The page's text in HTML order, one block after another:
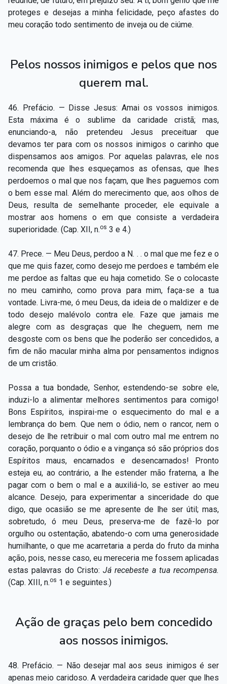
proteges e desejas a minha felicidade, peço afastes do
meu coração todo sentimento de inveja ou de ciúme.
Pelos nossos inimigos e pelos que nos
querem mal.
46. Prefácio. — Disse Jesus: Amai os vossos inimigos.
Esta máxima é o sublime da caridade cristã; mas,
enunciando-a, não pretendeu Jesus preceituar que
devamos ter para com os nossos inimigos o carinho que
dispensamos aos amigos. Por aquelas palavras, ele nos
recomenda que lhes esqueçamos as ofensas, que lhes
perdoemos o mal que nos façam, que lhes paguemos com
o bem esse mal. Além do merecimento que, aos olhos de
Deus, resulta de semelhante proceder, ele equivale a
mostrar aos homens o em que consiste a verdadeira
superioridade. (Cap. XII, n.os 3 e 4.)
47. Prece. — Meu Deus, perdoo a N. . . o mal que me fez e o
que me quis fazer, como desejo me perdoes e também ele
me perdoe as faltas que eu haja cometido. Se o colocaste
no meu caminho, como prova para mim, faça-se a tua
vontade. Livra-me, ó meu Deus, da ideia de o maldizer e de
todo desejo malévolo contra ele. Faze que jamais me
alegre com as desgraças que lhe cheguem, nem me
desgoste com os bens que lhe poderão ser concedidos, a
fim de não macular minha alma por pensamentos indignos
de um cristão.
Possa a tua bondade, Senhor, estendendo-se sobre ele,
induzi-lo a alimentar melhores sentimentos para comigo!
Bons Espíritos, inspirai-me o esquecimento do mal e a
lembrança do bem. Que nem o ódio, nem o rancor, nem o
desejo de lhe retribuir o mal com outro mal me entrem no
coração, porquanto o ódio e a vingança só são próprios dos
Espíritos maus, encarnados e desencarnados! Pronto
esteja eu, ao contrário, a lhe estender mão fraterna, a lhe
pagar com o bem o mal e a auxiliá-lo, se estiver ao meu
alcance. Desejo, para experimentar a sinceridade do que
digo, que ocasião se me apresente de lhe ser útil; mas,
sobretudo, ó meu Deus, preserva-me de fazê-lo por
orgulho ou ostentação, abatendo-o com uma generosidade
humilhante, o que me acarretaria a perda do fruto da minha
ação, pois, nesse caso, eu mereceria me fossem aplicadas
estas palavras do Cristo: Já recebeste a tua recompensa.
(Cap. XIII, n.os 1 e seguintes.)
Ação de graças pelo bem concedido
aos nossos inimigos.
48. Prefácio. — Não desejar mal aos seus inimigos é ser
apenas meio caridoso. A verdadeira caridade quer que lhes